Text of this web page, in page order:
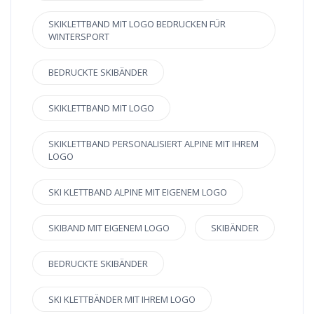
SKIKLETTBAND MIT LOGO BEDRUCKEN FÜR
WINTERSPORT
BEDRUCKTE SKIBÄNDER
SKIKLETTBAND MIT LOGO
SKIKLETTBAND PERSONALISIERT ALPINE MIT IHREM
LOGO
SKI KLETTBAND ALPINE MIT EIGENEM LOGO
SKIBAND MIT EIGENEM LOGO SKIBÄNDER
BEDRUCKTE SKIBÄNDER
SKI KLETTBÄNDER MIT IHREM LOGO